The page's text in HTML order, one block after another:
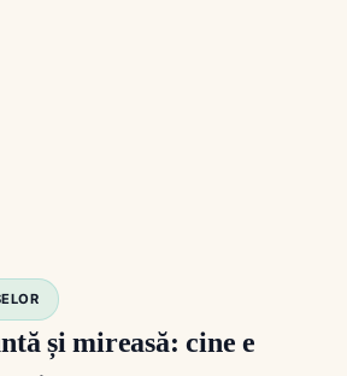
și mireasă: cine e